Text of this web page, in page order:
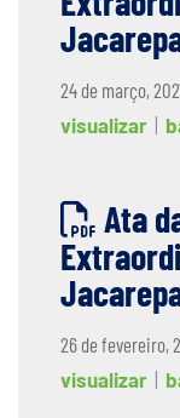
24 de março,
visualizar
Ata
26 de fevereiro,
visualizar